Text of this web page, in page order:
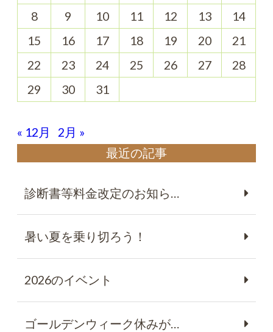
8
9 10 11 12 13
14
15
16 17 18 19 20
21
22
23 24 25 26 27
28
29
30 31
« 12月
2月 »
最近の記事
診断書等料金改定のお知ら…
暑い夏を乗り切ろう！
2026のイベント
ゴールデンウィーク休みが…